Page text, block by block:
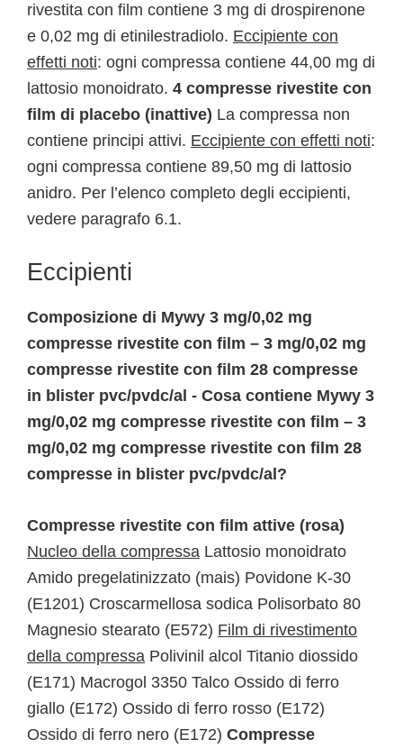
rivestita con film contiene 3 mg di drospirenone
e 0,02 mg di etinilestradiolo. Eccipiente con
effetti noti: ogni compressa contiene 44,00 mg di
lattosio monoidrato. 4 compresse rivestite con
film di placebo (inattive) La compressa non
contiene principi attivi. Eccipiente con effetti noti:
ogni compressa contiene 89,50 mg di lattosio
anidro. Per l’elenco completo degli eccipienti,
vedere paragrafo 6.1.
Eccipienti
Composizione di Mywy 3 mg/0,02 mg
compresse rivestite con film – 3 mg/0,02 mg
compresse rivestite con film 28 compresse
in blister pvc/pvdc/al - Cosa contiene Mywy 3
mg/0,02 mg compresse rivestite con film – 3
mg/0,02 mg compresse rivestite con film 28
compresse in blister pvc/pvdc/al?
Compresse rivestite con film attive (rosa)
Nucleo della compressa Lattosio monoidrato
Amido pregelatinizzato (mais) Povidone K-30
(E1201) Croscarmellosa sodica Polisorbato 80
Magnesio stearato (E572) Film di rivestimento
della compressa Polivinil alcol Titanio diossido
(E171) Macrogol 3350 Talco Ossido di ferro
giallo (E172) Ossido di ferro rosso (E172)
Ossido di ferro nero (E172) Compresse